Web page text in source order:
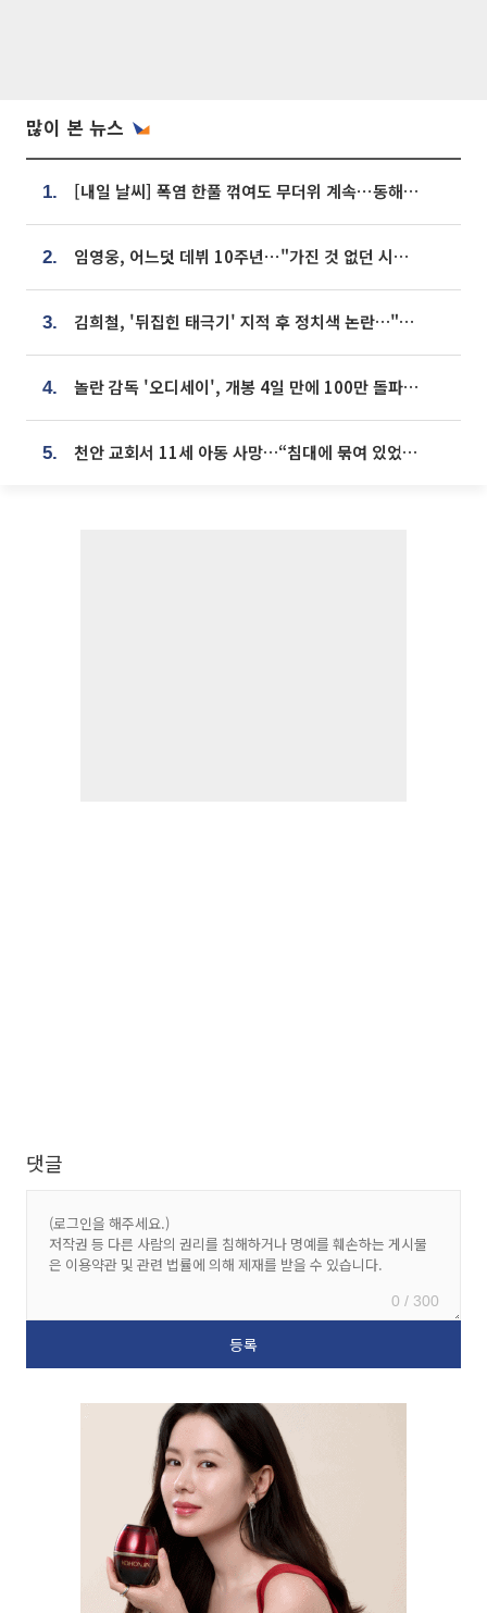
많이 본 뉴스
1. [내일 날씨] 폭염 한풀 꺾여도 무더위 계속⋯동해안 이틀 연속 비
2. 임영웅, 어느덧 데뷔 10주년⋯"가진 것 없던 시절, 내 앞엔 20명의 팬뿐"
3. 김희철, '뒤집힌 태극기' 지적 후 정치색 논란…"좌우 떠나 우리나라 국기"
4. 놀란 감독 '오디세이', 개봉 4일 만에 100만 돌파⋯'왕사남' 보다 빠르다
5. 천안 교회서 11세 아동 사망…“침대에 묶여 있었다” 진술 확보
댓글
0 / 300